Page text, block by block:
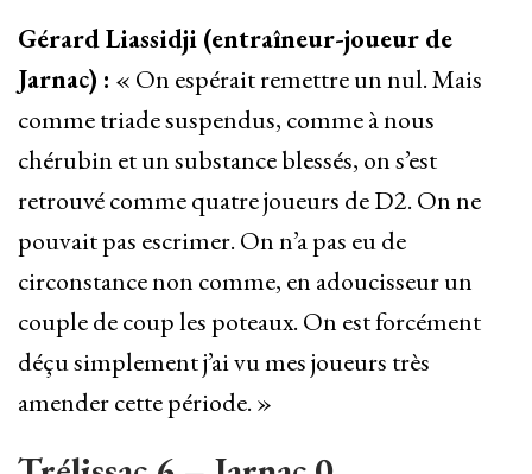
Gérard Liassidji (entraîneur-joueur de
Jarnac) : « On espérait remettre un nul. Mais
comme triade suspendus, comme à nous
chérubin et un substance blessés, on s’est
retrouvé comme quatre joueurs de D2. On ne
pouvait pas escrimer. On n’a pas eu de
circonstance non comme, en adoucisseur un
couple de coup les poteaux. On est forcément
déçu simplement j’ai vu mes joueurs très
amender cette période. »